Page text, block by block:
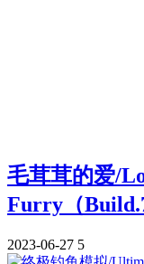
毛茸茸的爱/
Furry（
2023-06-27 5